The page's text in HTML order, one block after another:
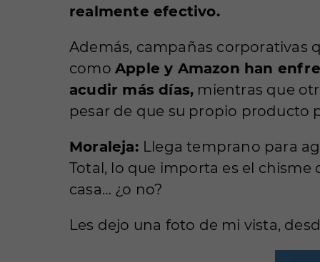
realmente efectivo.
Además, campañas corporativas
como Apple y Amazon han
acudir más días, mientras que
pesar de que su propio producto
Moraleja: Llega temprano para
Total, lo que importa es el chisme
casa… ¿o no?
Les dejo una foto de mi vista,